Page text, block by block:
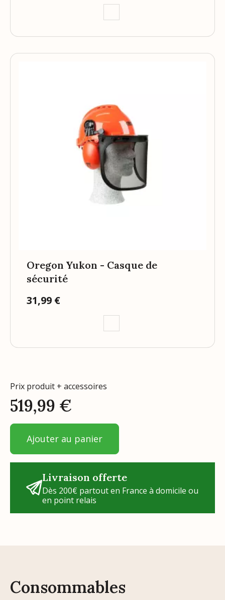
Oregon Yukon - Casque de
sécurité
Prix
31,99 €
Livraison offerte
Dès 200€ partout en France à domicile ou
en point relais
Prix produit + accessoires
519,99 €
Ajouter au panier
Consommables